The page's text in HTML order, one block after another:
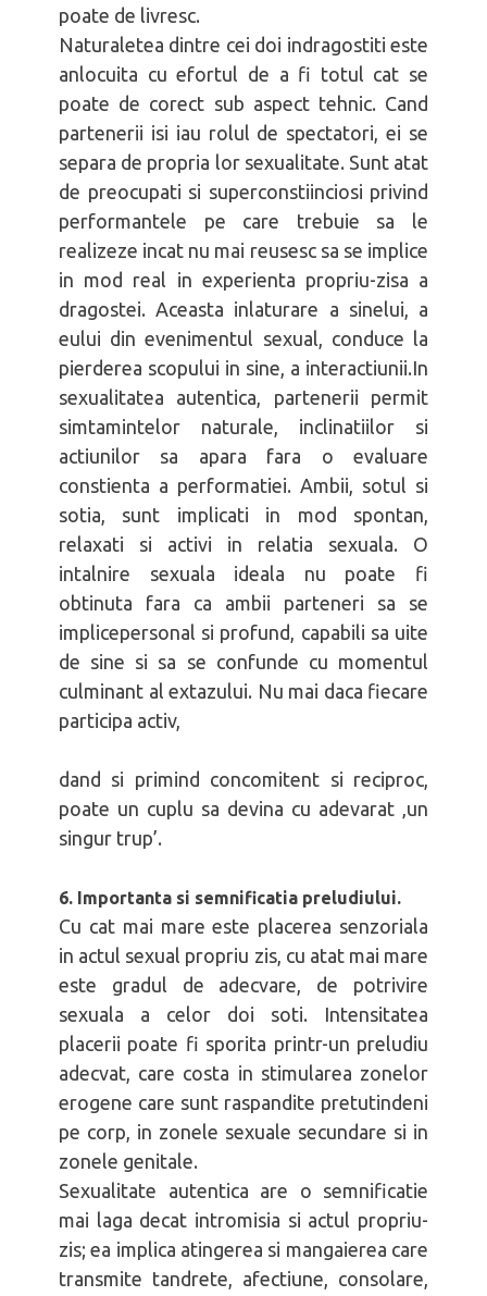
poate de livresc.
Naturaletea dintre cei doi indragostiti este
anlocuita cu efortul de a fi totul cat se
poate de corect sub aspect tehnic. Cand
partenerii isi iau rolul de spectatori, ei se
separa de propria lor sexualitate. Sunt atat
de preocupati si superconstiinciosi privind
performantele pe care trebuie sa le
realizeze incat nu mai reusesc sa se implice
in mod real in experienta propriu-zisa a
dragostei. Aceasta inlaturare a sinelui, a
eului din evenimentul sexual, conduce la
pierderea scopului in sine, a interactiunii.In
sexualitatea autentica, partenerii permit
simtamintelor naturale, inclinatiilor si
actiunilor sa apara fara o evaluare
constienta a performatiei. Ambii, sotul si
sotia, sunt implicati in mod spontan,
relaxati si activi in relatia sexuala. O
intalnire sexuala ideala nu poate fi
obtinuta fara ca ambii parteneri sa se
implicepersonal si profund, capabili sa uite
de sine si sa se confunde cu momentul
culminant al extazului. Nu mai daca fiecare
participa activ,
dand si primind concomitent si reciproc,
poate un cuplu sa devina cu adevarat ‚un
singur trup’.
6. Importanta si semnificatia preludiului.
Cu cat mai mare este placerea senzoriala
in actul sexual propriu zis, cu atat mai mare
este gradul de adecvare, de potrivire
sexuala a celor doi soti. Intensitatea
placerii poate fi sporita printr-un preludiu
adecvat, care costa in stimularea zonelor
erogene care sunt raspandite pretutindeni
pe corp, in zonele sexuale secundare si in
zonele genitale.
Sexualitate autentica are o semnificatie
mai laga decat intromisia si actul propriu-
zis; ea implica atingerea si mangaierea care
transmite tandrete, afectiune, consolare,